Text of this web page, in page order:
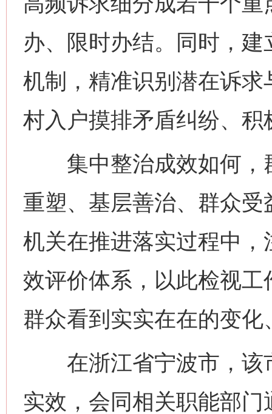
办、限时办结。同时，
机制，精准识别潜在诉
村入户摸排矛盾纠纷、
集中整治成效如何，
重塑、基层善治、群众
机关在推进落实过程中
效评价体系，以此检视
群众看到实实在在的变
在浙江省宁波市，该
实效，会同相关职能部